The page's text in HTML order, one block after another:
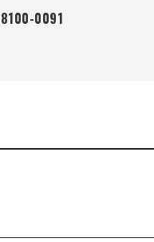
0091